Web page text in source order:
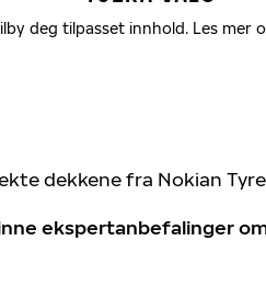
deg tilpasset innhold. Les
dekkene fra Nokian
ekspertanbefalinger